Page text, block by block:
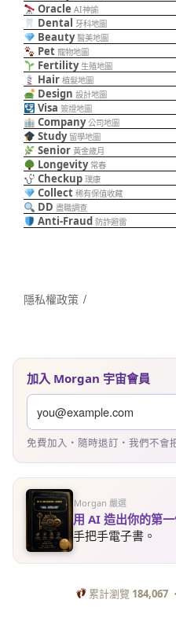
Oracle AI神諭
Dental 牙科地圖
Beauty 醫美地圖
Pet 寵物地圖
Fertility 生殖地圖
Hair 植髮地圖
Design 設計地圖
Visa 簽證地圖
Company 公司地圖
Study 留學地圖
Senior 黃金歲月
Longevity 常春
Checkup 璞康
Collect 稀有保值收藏
DD 盡職調查
Anti-Fraud 防詐避雷
隱私權政策
加入 Morgan 宇宙會員
免費加入・隨時退訂・我們不會
Morgan 嚴選
用 AI 造出你的第
手把手電子書。
累計瀏覽 184,067